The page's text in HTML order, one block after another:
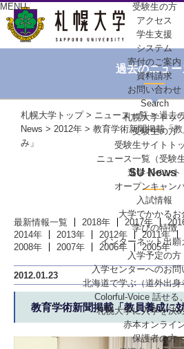
MENU
受験生の方
アクセス
学生支援
システム
寄付のご案内
資料請求
お問い合わせ
Search
札幌大学トッ
受験生の方
受験生サイトト
ニュース一覧（受験生
進学イベント
オープンキャン
入試情報
大学でかかるお
学びの特徴
インターネット出願
入学予定の方
入学センターへのお問
北海道で学ぶ（道外出身
Colorful-Voice 話せる
札幌大学に入学を決
赤本オンライ
保護者の方
過去のニュー
札幌大学トップ> ニュース一覧>過去
News > 2012年 > 教育学術新聞掲載「
み」
SU News
最新情報一覧 2018年 2017年
2014年
2013年 2012年 2011年
2008年
2007年 2006年 2005年
2012.01.23
教育学術新聞掲載「教員養成に